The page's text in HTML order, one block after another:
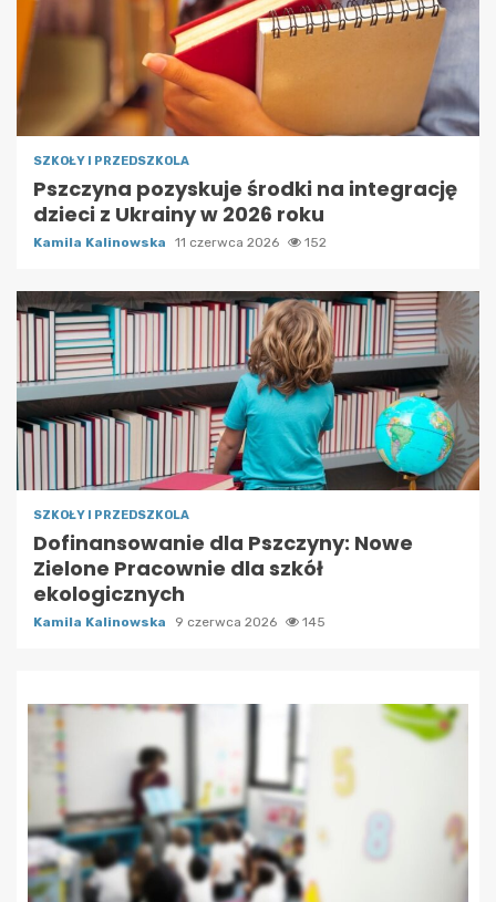
SZKOŁY I PRZEDSZKOLA
Pszczyna pozyskuje środki na integrację
dzieci z Ukrainy w 2026 roku
Kamila Kalinowska 11 czerwca 2026 152
SZKOŁY I PRZEDSZKOLA
Dofinansowanie dla Pszczyny: Nowe
Zielone Pracownie dla szkół
ekologicznych
Kamila Kalinowska 9 czerwca 2026 145